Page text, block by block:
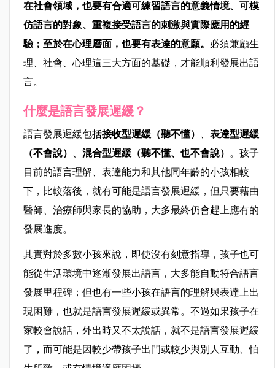
在社會領域，也要有合適可練習語言的意義情境、可模
仿語言的對象、重複接受語言的刺激與實際應用的經
驗；至於在心理層面，也要有表達的意願。 必須兼顧生
理、社會、心理這三大方面的基礎，才能順利發展出語
言。
什麼是語言發展遲緩？
語言發展遲緩包括接收型遲緩（聽不懂）
表達型遲緩
（不會說）
混合型遲緩（聽不懂、也不會說）
。孩子
目前的語言理解、表達能力和其他同年齡的小孩相較
下，比較落後，就有可能是語言發展遲緩，但只要藉由
醫師、治療師與家長的協助，大多最終仍會趕上應有的
發展進度。
其實對於多數小孩來說，即使沒有刻意指導，孩子也可
能從生活環境中逐漸發展出語言，大多能自動符合語言
發展里程碑；但也有一些小孩在語言的理解與表達上出
現困難，也就是語言發展遲緩或異常。不過如果孩子在
家較會說話，外出時又不太說話，就不是語言發展遲緩
了，而可能是因較少帶孩子出門或較少與別人互動、怕